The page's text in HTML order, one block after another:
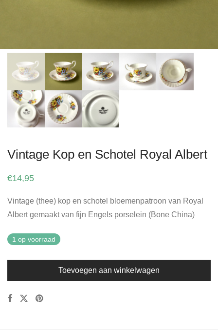
Vintage Kop en Schotel Royal Albert
€14,95
Vintage (thee) kop en schotel bloemenpatroon van Royal
Albert gemaakt van fijn Engels porselein (Bone China)
1 op voorraad
Toevoegen aan winkelwagen